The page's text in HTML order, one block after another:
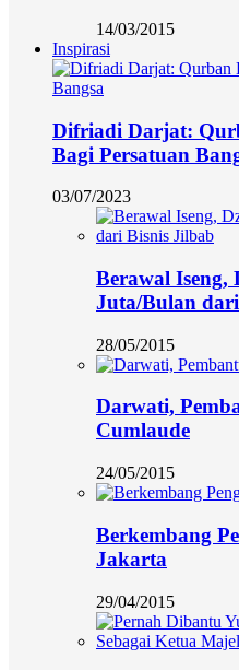
14/03/2015
Inspirasi
Difriadi Darjat:
Bagi Persatuan
03/07/2023
Berawal Iseng,
Juta/Bulan
28/05/2015
Darwati,
Cumlaude
24/05/2015
Berkembang
Jakarta
29/04/2015